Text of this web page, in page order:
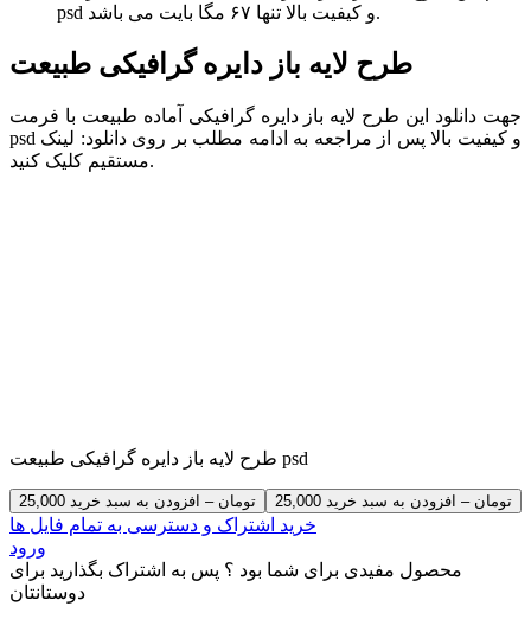
psd و کیفیت بالا تنها ۶۷ مگا بایت می باشد.
طرح لایه باز دایره گرافیکی طبیعت
جهت دانلود این طرح لایه باز دایره گرافیکی آماده طبیعت با فرمت
psd و کیفیت بالا پس از مراجعه به ادامه مطلب بر روی دانلود: لینک
مستقیم کلیک کنید.
طرح لایه باز دایره گرافیکی طبیعت psd
25,000 تومان – افزودن به سبد خرید
خرید اشتراک و دسترسی به تمام فایل ها
ورود
محصول مفیدی برای شما بود ؟ پس به اشتراک بگذارید برای
دوستانتان